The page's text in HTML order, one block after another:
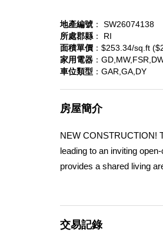
地產編號 ： SW26074138
所處郡縣 ： RI
面積單價 ：$253.34/sq.ft
家用電器 ：
車位類型 ：GAR,GA,DY
房屋簡介
NEW CONSTRUCTION!
leading to an inviting
provides a shared living
Golf enthusiasts can play
交易記錄